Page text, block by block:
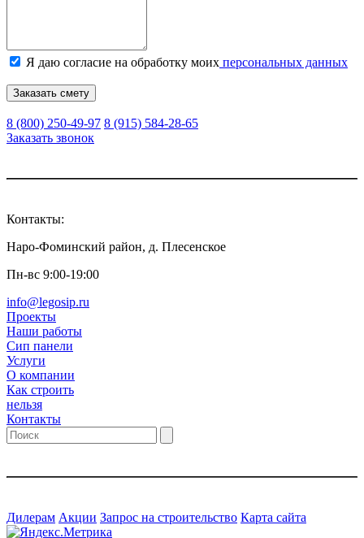
Я даю согласие на обработку моих персональных данных
Заказать смету
8 (800) 250-49-97 8 (915) 584-28-65
Заказать звонок
Контакты:
Наро-Фоминский район, д. Плесенское
Пн-вс 9:00-19:00
info@legosip.ru
Проекты
Наши работы
Сип панели
Услуги
О компании
Как строить
нельзя
Контакты
Дилерам Акции Запрос на строительство Карта сайта